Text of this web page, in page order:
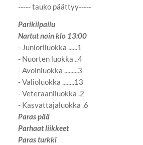
----- tauko päättyy-----
Parikilpailu
Nartut noin klo 13:00
- Junioriluokka ......1
- Nuorten luokka ..4
- Avoinluokka .........3
- Valioluokka ........13
- Veteraaniluokka .2
- Kasvattajaluokka .6
Paras pää
Parhaat liikkeet
Paras turkki